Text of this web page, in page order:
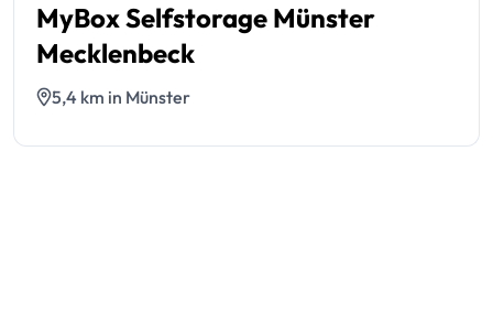
MyBox Selfstorage Münster
Mecklenbeck
5,4 km in Münster